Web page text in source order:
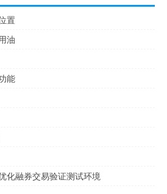
置
油
能
化融券交易验证测试环境